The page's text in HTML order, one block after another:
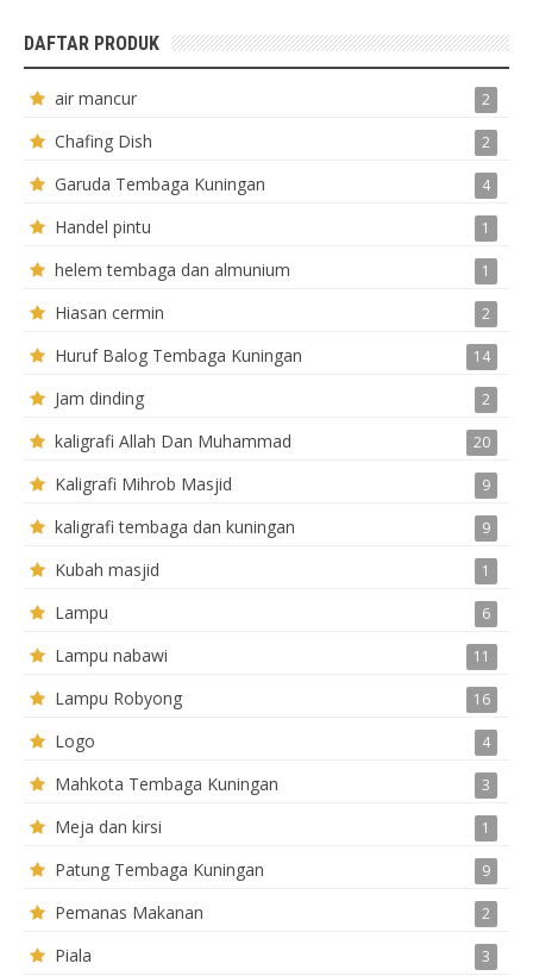
DAFTAR PRODUK
air mancur 2
Chafing Dish 2
Garuda Tembaga Kuningan 4
Handel pintu 1
helem tembaga dan almunium 1
Hiasan cermin 2
Huruf Balog Tembaga Kuningan 14
Jam dinding 2
kaligrafi Allah Dan Muhammad 20
Kaligrafi Mihrob Masjid 9
kaligrafi tembaga dan kuningan 9
Kubah masjid 1
Lampu 6
Lampu nabawi 11
Lampu Robyong 16
Logo 4
Mahkota Tembaga Kuningan 3
Meja dan kirsi 1
Patung Tembaga Kuningan 9
Pemanas Makanan 2
Piala 3